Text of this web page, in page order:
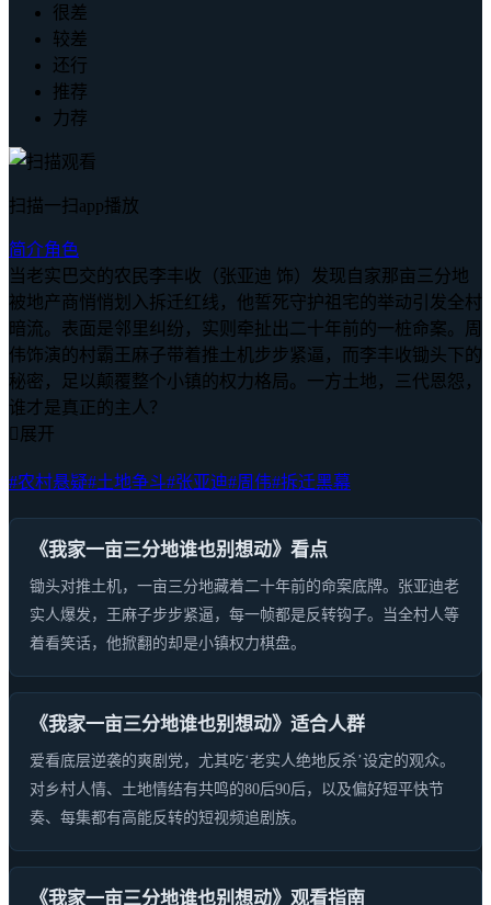
很差
较差
还行
推荐
力荐
扫描一扫app播放
简介角色
当老实巴交的农民李丰收（张亚迪 饰）发现自家那亩三分地
被地产商悄悄划入拆迁红线，他誓死守护祖宅的举动引发全村
暗流。表面是邻里纠纷，实则牵扯出二十年前的一桩命案。周
伟饰演的村霸王麻子带着推土机步步紧逼，而李丰收锄头下的
秘密，足以颠覆整个小镇的权力格局。一方土地，三代恩怨，
谁才是真正的主人？
 展开
#农村悬疑#土地争斗#张亚迪#周伟#拆迁黑幕
《我家一亩三分地谁也别想动》看点
锄头对推土机，一亩三分地藏着二十年前的命案底牌。张亚迪老
实人爆发，王麻子步步紧逼，每一帧都是反转钩子。当全村人等
着看笑话，他掀翻的却是小镇权力棋盘。
《我家一亩三分地谁也别想动》适合人群
爱看底层逆袭的爽剧党，尤其吃‘老实人绝地反杀’设定的观众。
对乡村人情、土地情结有共鸣的80后90后，以及偏好短平快节
奏、每集都有高能反转的短视频追剧族。
《我家一亩三分地谁也别想动》观看指南